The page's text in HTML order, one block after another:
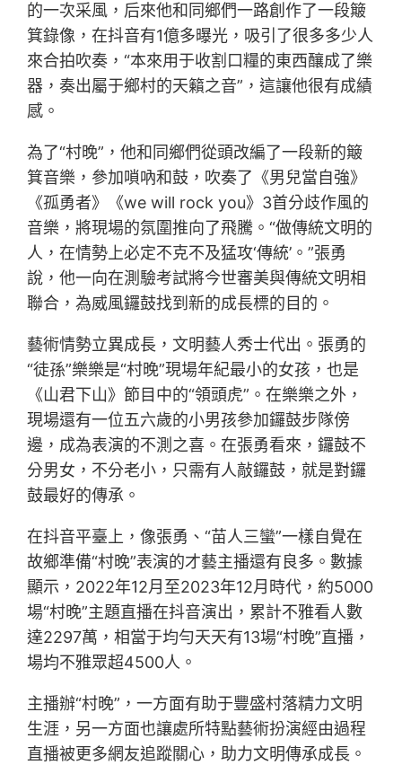
的一次采風，后來他和同鄉們一路創作了一段簸
箕錄像，在抖音有1億多曝光，吸引了很多多少人
來合拍吹奏，“本來用于收割口糧的東西釀成了樂
器，奏出屬于鄉村的天籟之音”，這讓他很有成績
感。
為了“村晚”，他和同鄉們從頭改編了一段新的簸
箕音樂，參加嗩吶和鼓，吹奏了《男兒當自強》
《孤勇者》《we will rock you》3首分歧作風的
音樂，將現場的氛圍推向了飛騰。“做傳統文明的
人，在情勢上必定不克不及猛攻‘傳統’。”張勇
說，他一向在測驗考試將今世審美與傳統文明相
聯合，為威風鑼鼓找到新的成長標的目的。
藝術情勢立異成長，文明藝人秀士代出。張勇的
“徒孫”樂樂是“村晚”現場年紀最小的女孩，也是
《山君下山》節目中的“領頭虎”。在樂樂之外，
現場還有一位五六歲的小男孩參加鑼鼓步隊傍
邊，成為表演的不測之喜。在張勇看來，鑼鼓不
分男女，不分老小，只需有人敲鑼鼓，就是對鑼
鼓最好的傳承。
在抖音平臺上，像張勇、“苗人三蠻”一樣自覺在
故鄉準備“村晚”表演的才藝主播還有良多。數據
顯示，2022年12月至2023年12月時代，約5000
場“村晚”主題直播在抖音演出，累計不雅看人數
達2297萬，相當于均勻天天有13場“村晚”直播，
場均不雅眾超4500人。
主播辦“村晚”，一方面有助于豐盛村落精力文明
生涯，另一方面也讓處所特點藝術扮演經由過程
直播被更多網友追蹤關心，助力文明傳承成長。